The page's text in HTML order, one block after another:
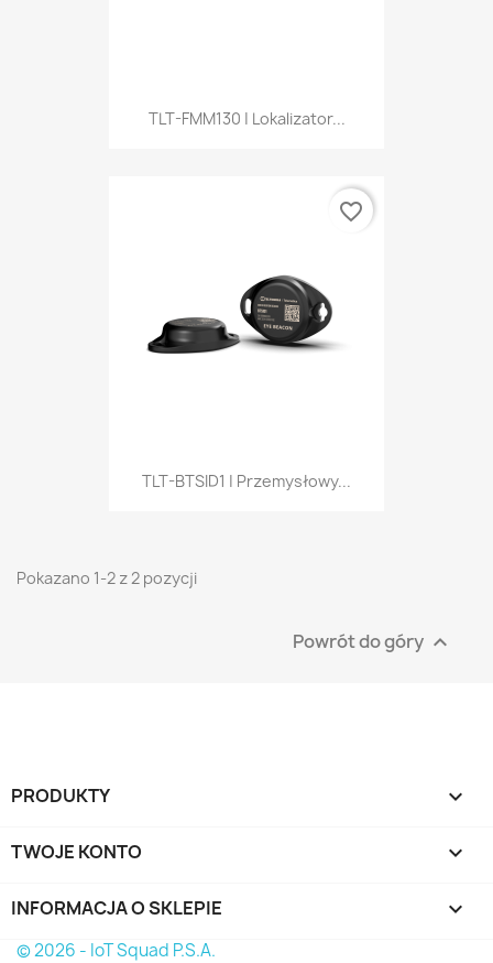
TLT-FMM130 | Lokalizator...
TLT-BTSID1 | Przemysłowy...
favorite_border
Pokazano 1-2 z 2 pozycji
Powrót do góry 
PRODUKTY 
TWOJE KONTO 
INFORMACJA O SKLEPIE keyboard_arrow_down
© 2026 - IoT Squad P.S.A.